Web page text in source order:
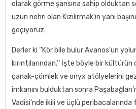
olarak görme şansına sahip olduktan
uzun nehri olan Kızılırmak’ın yanı
geçiyoruz.
Derler ki ‘’Kör bile bulur Avanos'un
kırıntılarından.’’ İşte böyle bir
çanak-çömlek ve onyx atölyelerini
imkanını bulduktan sonra
Vadisi’nde ikili ve üçlü